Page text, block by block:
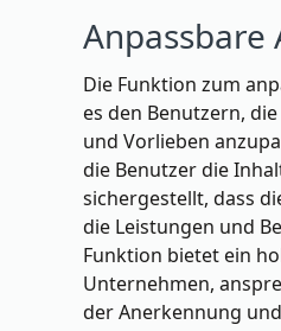
Anpassbare
Die Funktion zum
es den Benutzern,
und Vorlieben
die Benutzer die
sichergestellt, dass
die Leistungen und
Funktion bietet ein
Unternehmen,
der Anerkennung